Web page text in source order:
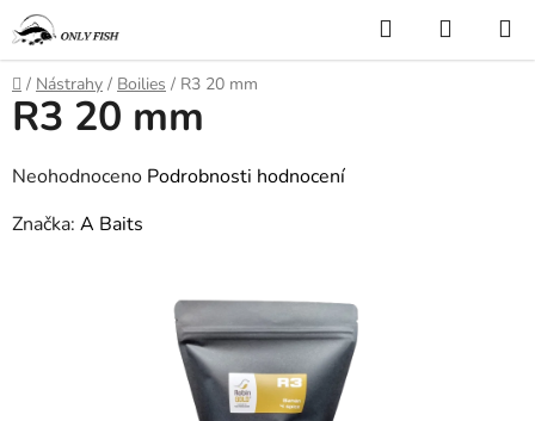
Přejít
na
obsah
Hledat
KOŠÍK
Domů
/ Nástrahy / Boilies / R3 20 mm
R3 20 mm
Průměrné
hodnocení
Neohodnoceno Podrobnosti hodnocení
Značka: A Baits